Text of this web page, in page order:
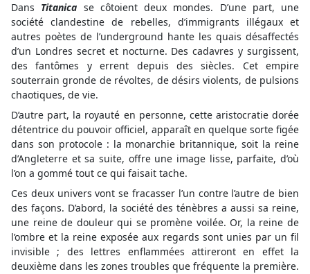
Dans Titanica se côtoient deux mondes. D’une part, une
société clandestine de rebelles, d’immigrants illégaux et
autres poètes de l’underground hante les quais désaffectés
d’un Londres secret et nocturne. Des cadavres y surgissent,
des fantômes y errent depuis des siècles. Cet empire
souterrain gronde de révoltes, de désirs violents, de pulsions
chaotiques, de vie.
D’autre part, la royauté en personne, cette aristocratie dorée
détentrice du pouvoir officiel, apparaît en quelque sorte figée
dans son protocole : la monarchie britannique, soit la reine
d’Angleterre et sa suite, offre une image lisse, parfaite, d’où
l’on a gommé tout ce qui faisait tache.
Ces deux univers vont se fracasser l’un contre l’autre de bien
des façons. D’abord, la société des ténèbres a aussi sa reine,
une reine de douleur qui se promène voilée. Or, la reine de
l’ombre et la reine exposée aux regards sont unies par un fil
invisible ; des lettres enflammées attireront en effet la
deuxième dans les zones troubles que fréquente la première.